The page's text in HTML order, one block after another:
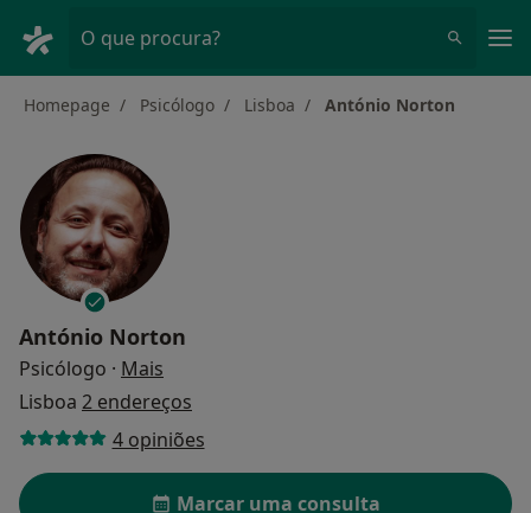
O que procura?
Homepage Psicólogo Lisboa António Norton
António Norton
Psicólogo · Mais
Lisboa 2 endereços
4 opiniões
Marcar uma consulta